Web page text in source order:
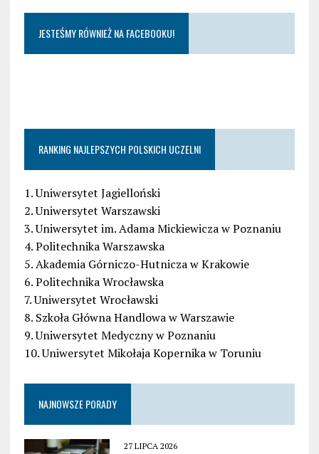
JESTEŚMY RÓWNIEŻ NA FACEBOOKU!
RANKING NAJLEPSZYCH POLSKICH UCZELNI
1. Uniwersytet Jagielloński
2. Uniwersytet Warszawski
3. Uniwersytet im. Adama Mickiewicza w Poznaniu
4. Politechnika Warszawska
5. Akademia Górniczo-Hutnicza w Krakowie
6. Politechnika Wrocławska
7. Uniwersytet Wrocławski
8. Szkoła Główna Handlowa w Warszawie
9. Uniwersytet Medyczny w Poznaniu
10. Uniwersytet Mikołaja Kopernika w Toruniu
NAJNOWSZE PORADY
27 LIPCA 2026